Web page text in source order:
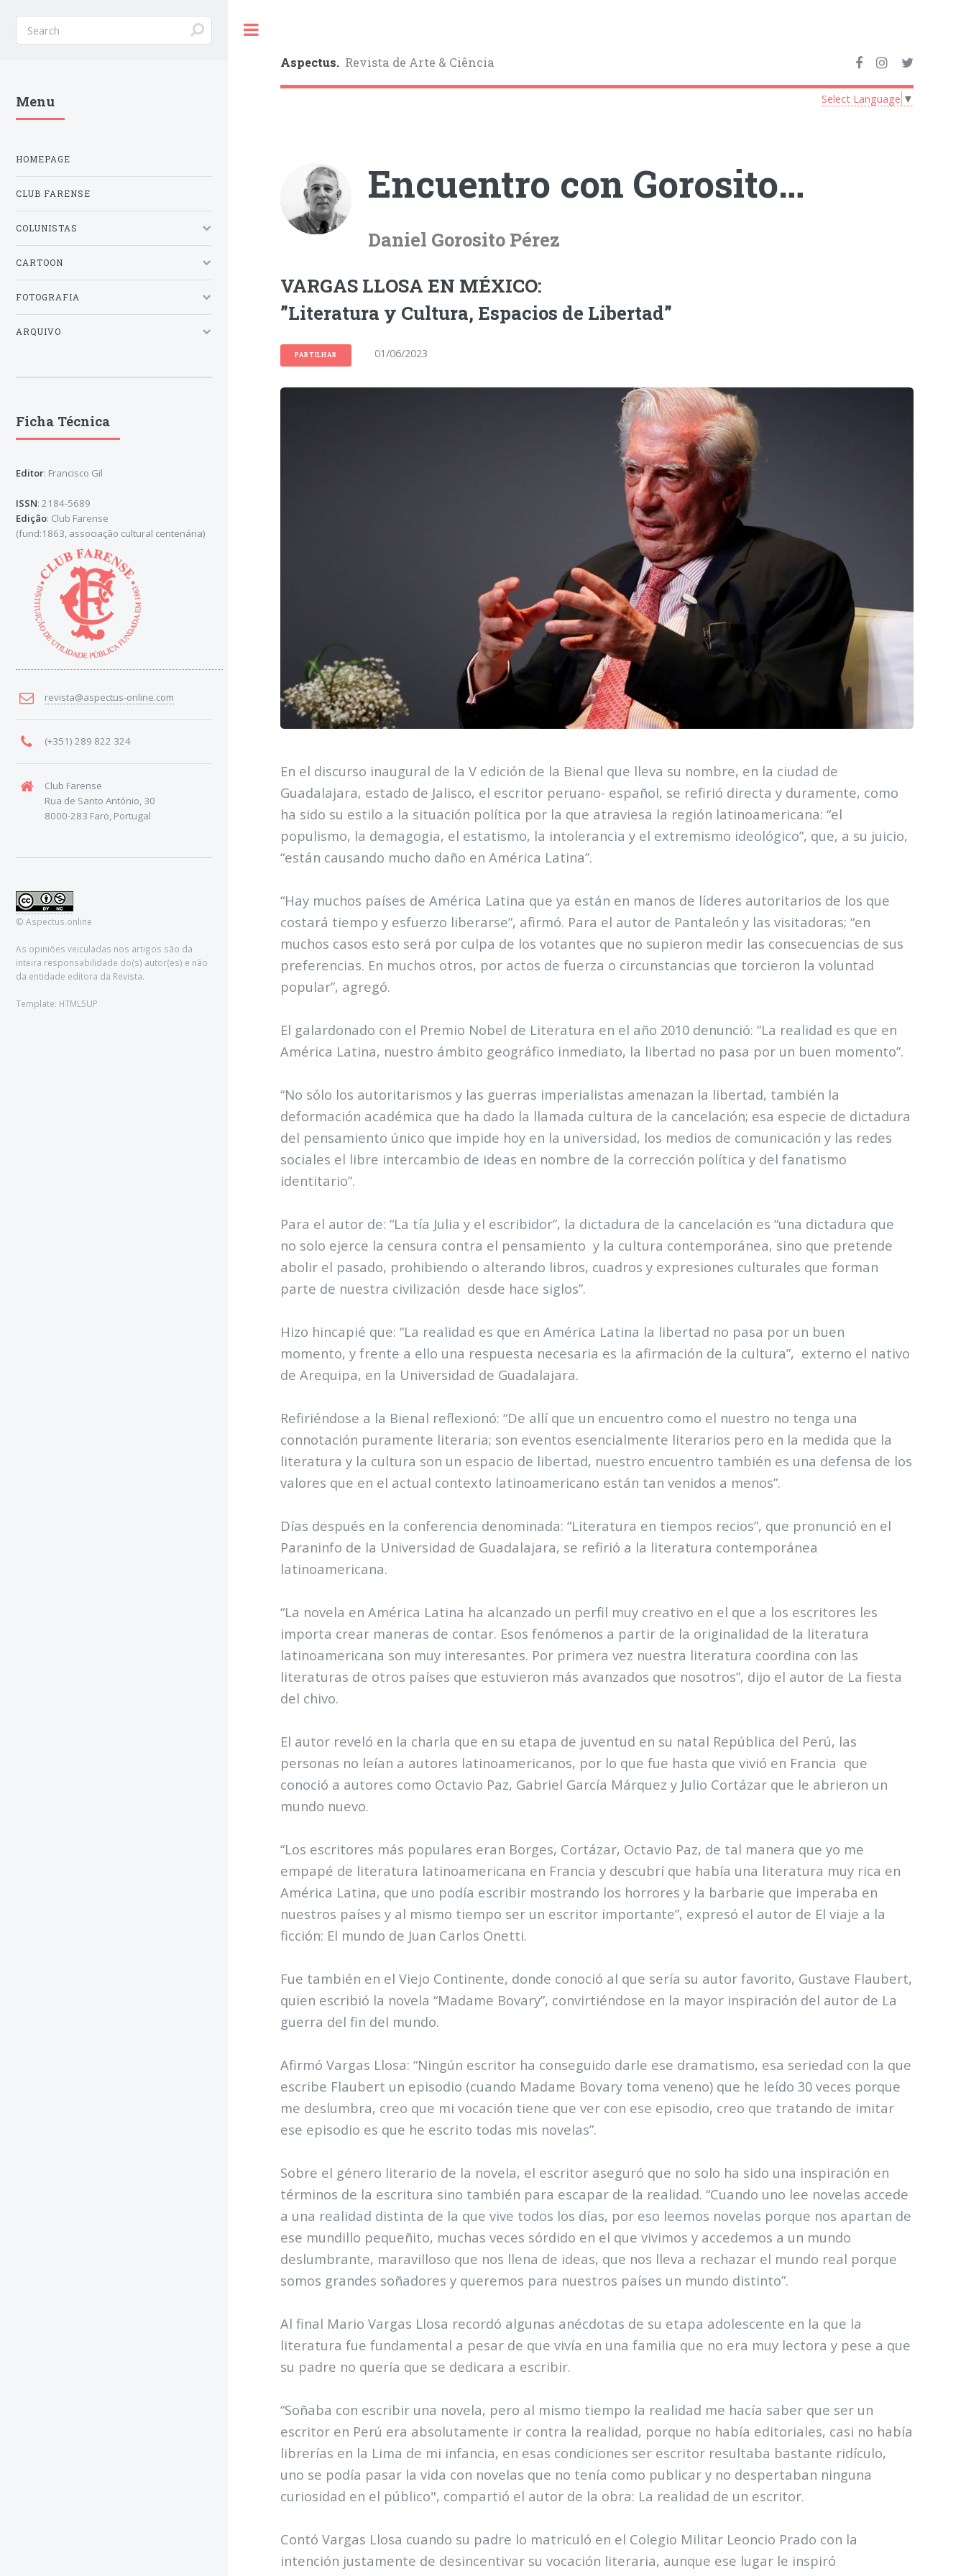
Aspectus. Revista de Arte & Ciência
Select Language ▼
Encuentro con Gorosito…
Daniel Gorosito Pérez
VARGAS LLOSA EN MÉXICO:
”Literatura y Cultura, Espacios de Libertad”
PARTILHAR 01/06/2023
En el discurso inaugural de la V edición de la Bienal que lleva su nombre, en la ciudad de
Guadalajara, estado de Jalisco, el escritor peruano- español, se refirió directa y duramente, como
ha sido su estilo a la situación política por la que atraviesa la región latinoamericana: “el
populismo, la demagogia, el estatismo, la intolerancia y el extremismo ideológico”, que, a su juicio,
“están causando mucho daño en América Latina”.
“Hay muchos países de América Latina que ya están en manos de líderes autoritarios de los que
costará tiempo y esfuerzo liberarse”, afirmó. Para el autor de Pantaleón y las visitadoras; “en
muchos casos esto será por culpa de los votantes que no supieron medir las consecuencias de sus
preferencias. En muchos otros, por actos de fuerza o circunstancias que torcieron la voluntad
popular”, agregó.
El galardonado con el Premio Nobel de Literatura en el año 2010 denunció: “La realidad es que en
América Latina, nuestro ámbito geográfico inmediato, la libertad no pasa por un buen momento”.
“No sólo los autoritarismos y las guerras imperialistas amenazan la libertad, también la
deformación académica que ha dado la llamada cultura de la cancelación; esa especie de dictadura
del pensamiento único que impide hoy en la universidad, los medios de comunicación y las redes
sociales el libre intercambio de ideas en nombre de la corrección política y del fanatismo
identitario”.
Para el autor de: “La tía Julia y el escribidor”, la dictadura de la cancelación es “una dictadura que
no solo ejerce la censura contra el pensamiento y la cultura contemporánea, sino que pretende
abolir el pasado, prohibiendo o alterando libros, cuadros y expresiones culturales que forman
parte de nuestra civilización desde hace siglos”.
Hizo hincapié que: “La realidad es que en América Latina la libertad no pasa por un buen
momento, y frente a ello una respuesta necesaria es la afirmación de la cultura”, externo el nativo
de Arequipa, en la Universidad de Guadalajara.
Refiriéndose a la Bienal reflexionó: “De allí que un encuentro como el nuestro no tenga una
connotación puramente literaria; son eventos esencialmente literarios pero en la medida que la
literatura y la cultura son un espacio de libertad, nuestro encuentro también es una defensa de los
valores que en el actual contexto latinoamericano están tan venidos a menos”.
Días después en la conferencia denominada: “Literatura en tiempos recios”, que pronunció en el
Paraninfo de la Universidad de Guadalajara, se refirió a la literatura contemporánea
latinoamericana.
“La novela en América Latina ha alcanzado un perfil muy creativo en el que a los escritores les
importa crear maneras de contar. Esos fenómenos a partir de la originalidad de la literatura
latinoamericana son muy interesantes. Por primera vez nuestra literatura coordina con las
literaturas de otros países que estuvieron más avanzados que nosotros”, dijo el autor de La fiesta
del chivo.
El autor reveló en la charla que en su etapa de juventud en su natal República del Perú, las
personas no leían a autores latinoamericanos, por lo que fue hasta que vivió en Francia que
conoció a autores como Octavio Paz, Gabriel García Márquez y Julio Cortázar que le abrieron un
mundo nuevo.
“Los escritores más populares eran Borges, Cortázar, Octavio Paz, de tal manera que yo me
empapé de literatura latinoamericana en Francia y descubrí que había una literatura muy rica en
América Latina, que uno podía escribir mostrando los horrores y la barbarie que imperaba en
nuestros países y al mismo tiempo ser un escritor importante”, expresó el autor de El viaje a la
ficción: El mundo de Juan Carlos Onetti.
Fue también en el Viejo Continente, donde conoció al que sería su autor favorito, Gustave Flaubert,
quien escribió la novela “Madame Bovary”, convirtiéndose en la mayor inspiración del autor de La
guerra del fin del mundo.
Afirmó Vargas Llosa: “Ningún escritor ha conseguido darle ese dramatismo, esa seriedad con la que
escribe Flaubert un episodio (cuando Madame Bovary toma veneno) que he leído 30 veces porque
me deslumbra, creo que mi vocación tiene que ver con ese episodio, creo que tratando de imitar
ese episodio es que he escrito todas mis novelas”.
Sobre el género literario de la novela, el escritor aseguró que no solo ha sido una inspiración en
términos de la escritura sino también para escapar de la realidad. “Cuando uno lee novelas accede
a una realidad distinta de la que vive todos los días, por eso leemos novelas porque nos apartan de
ese mundillo pequeñito, muchas veces sórdido en el que vivimos y accedemos a un mundo
deslumbrante, maravilloso que nos llena de ideas, que nos lleva a rechazar el mundo real porque
somos grandes soñadores y queremos para nuestros países un mundo distinto”.
Al final Mario Vargas Llosa recordó algunas anécdotas de su etapa adolescente en la que la
literatura fue fundamental a pesar de que vivía en una familia que no era muy lectora y pese a que
su padre no quería que se dedicara a escribir.
“Soñaba con escribir una novela, pero al mismo tiempo la realidad me hacía saber que ser un
escritor en Perú era absolutamente ir contra la realidad, porque no había editoriales, casi no había
librerías en la Lima de mi infancia, en esas condiciones ser escritor resultaba bastante ridículo,
uno se podía pasar la vida con novelas que no tenía como publicar y no despertaban ninguna
curiosidad en el público", compartió el autor de la obra: La realidad de un escritor.
Contó Vargas Llosa cuando su padre lo matriculó en el Colegio Militar Leoncio Prado con la
intención justamente de desincentivar su vocación literaria, aunque ese lugar le inspiró
Menu
HOMEPAGE
CLUB FARENSE
COLUNISTAS
CARTOON
FOTOGRAFIA
ARQUIVO
Ficha Técnica
Editor: Francisco Gil
ISSN: 2184-5689
Edição: Club Farense
(fund:1863, associação cultural centenária)
revista@aspectus-online.com
(+351) 289 822 324
Club Farense
Rua de Santo António, 30
8000-283 Faro, Portugal
© Aspectus.online
As opiniões veiculadas nos artigos são da
inteira responsabilidade do(s) autor(es) e não
da entidade editora da Revista.
Template: HTML5UP